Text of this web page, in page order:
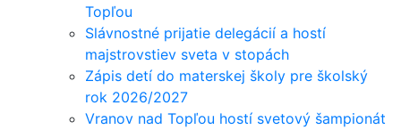
Topľou
Slávnostné prijatie delegácií a hostí
majstrovstiev sveta v stopách
Zápis detí do materskej školy pre školský
rok 2026/2027
Vranov nad Topľou hostí svetový šampionát